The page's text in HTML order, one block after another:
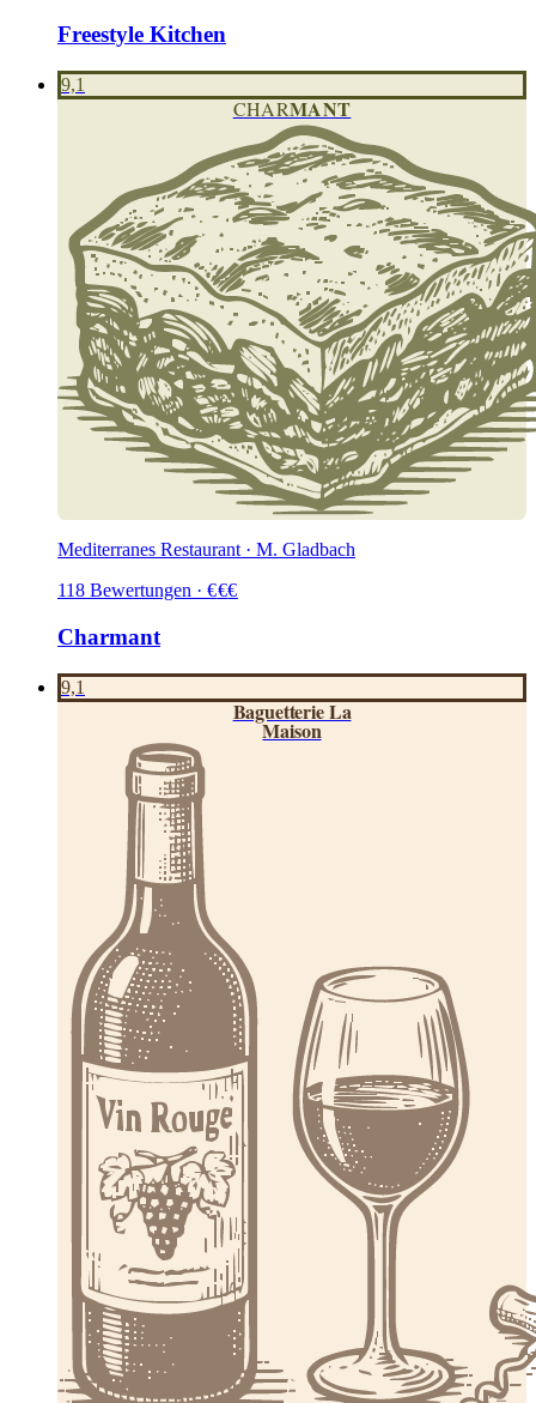
Freestyle Kitchen
9,1
CHARMANT
Mediterranes Restaurant · M. Gladbach
118 Bewertungen · €€€
Charmant
9,1
Baguetterie La
Maison